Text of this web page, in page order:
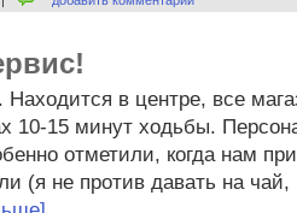
в центре, все
10-15 минут ходьбы.
отметили, когда нам
(я не против давать на чай,